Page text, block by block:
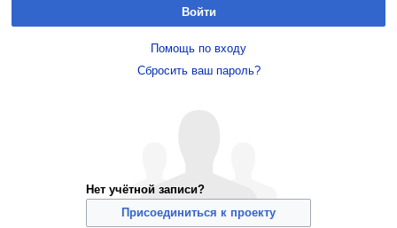
Войти
Помощь по входу
Сбросить ваш пароль?
Нет учётной записи?
Присоединиться к проекту